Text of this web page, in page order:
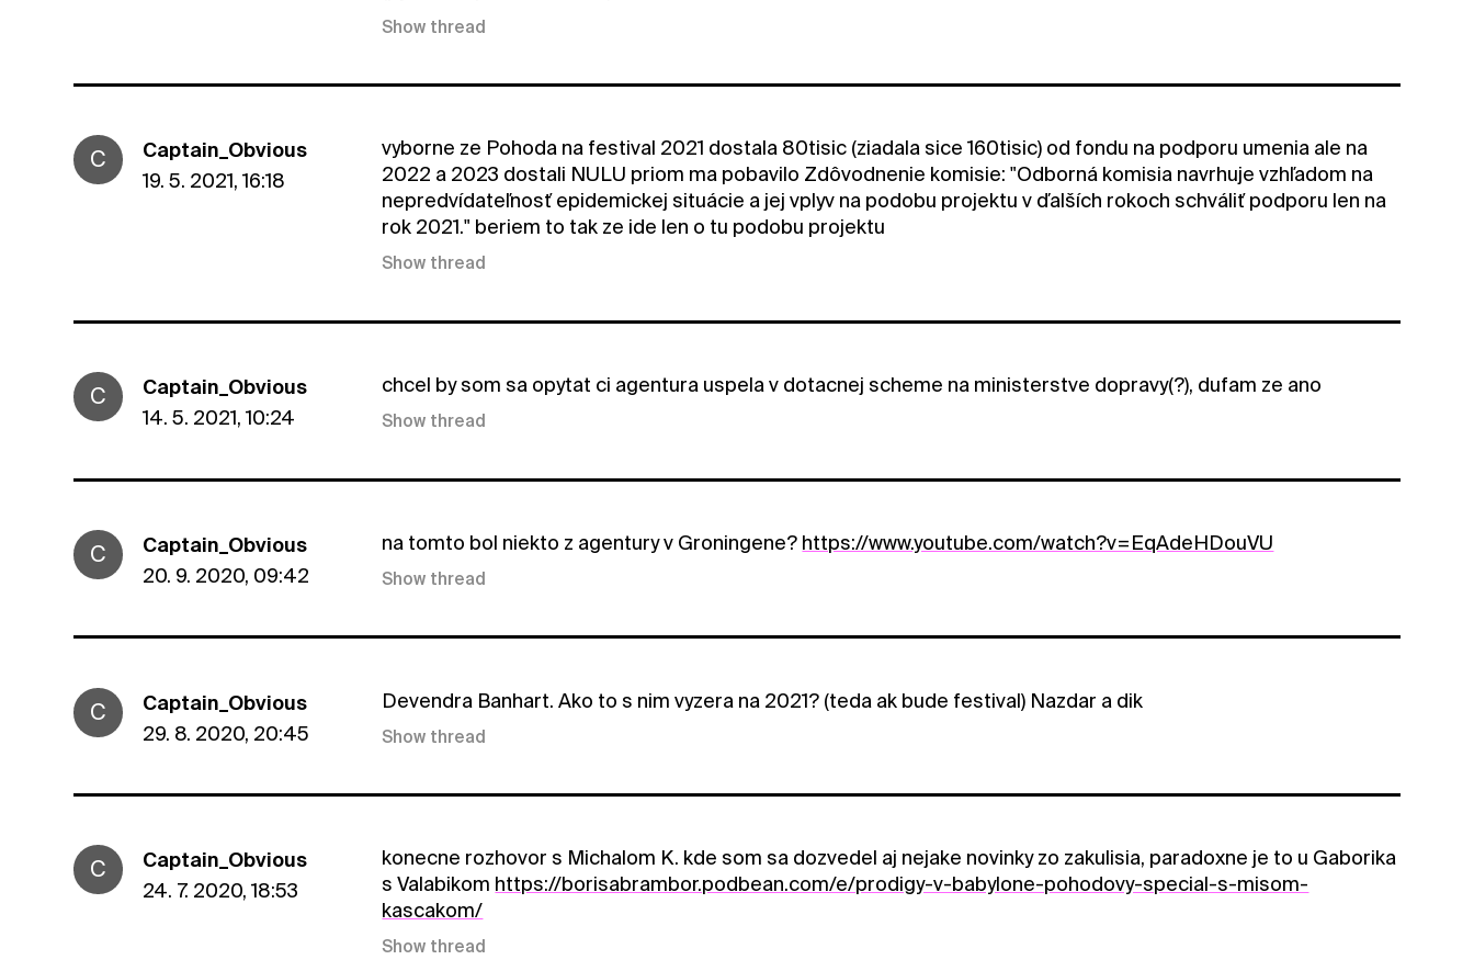
Show thread
C
Captain_Obvious
19. 5. 2021, 16:18
vyborne ze Pohoda na festival 2021 dostala 80tisic (ziadala sice 160tisic) od fondu na podporu umenia ale na
2022 a 2023 dostali NULU priom ma pobavilo Zdôvodnenie komisie: "Odborná komisia navrhuje vzhľadom na
nepredvídateľnosť epidemickej situácie a jej vplyv na podobu projektu v ďalších rokoch schváliť podporu len na
rok 2021." beriem to tak ze ide len o tu podobu projektu
Show thread
C
Captain_Obvious
14. 5. 2021, 10:24
chcel by som sa opytat ci agentura uspela v dotacnej scheme na ministerstve dopravy(?), dufam ze ano
Show thread
C
Captain_Obvious
20. 9. 2020, 09:42
na tomto bol niekto z agentury v Groningene? https://www.youtube.com/watch?v=EqAdeHDouVU
Show thread
C
Captain_Obvious
29. 8. 2020, 20:45
Devendra Banhart. Ako to s nim vyzera na 2021? (teda ak bude festival) Nazdar a dik
Show thread
C
Captain_Obvious
24. 7. 2020, 18:53
konecne rozhovor s Michalom K. kde som sa dozvedel aj nejake novinky zo zakulisia, paradoxne je to u Gaborika
s Valabikom https://borisabrambor.podbean.com/e/prodigy-v-babylone-pohodovy-special-s-misom-
kascakom/
Show thread